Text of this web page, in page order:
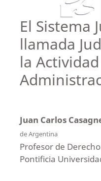
El Sistema
llamada
la
Juan Carlos
de Argentina
Profesor de
Pontificia